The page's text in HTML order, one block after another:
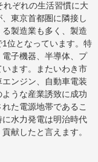
れぞれの生活習慣に大
東京首都圏に隣接し
製造業も多く、製造
位となっています。特
子機器、半導体、プ
ます。またいわき市
ンジン、自動車電装
うな産業誘致に成功
た電源地帯であるこ
水力発電は明治時代
献したと言えます。